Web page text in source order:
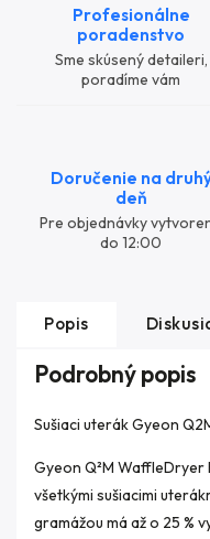
Profesionálne
poradenstvo
Sme skúsený detaileri,
poradíme vám
Doručenie na
deň
Pre objednávky
do 12:00
Popis
Podrobný popis
Sušiaci uterák Gyeon
Gyeon Q²M WaffleDryer
všetkými sušiacimi
gramážou má až o 25 %